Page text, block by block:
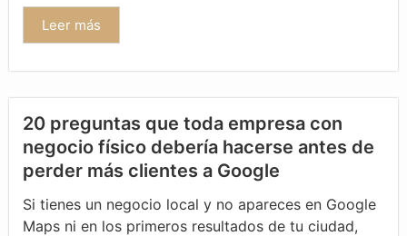
Leer más
20 preguntas que toda empresa con
negocio físico debería hacerse antes de
perder más clientes a Google
Si tienes un negocio local y no apareces en Google
Maps ni en los primeros resultados de tu ciudad,